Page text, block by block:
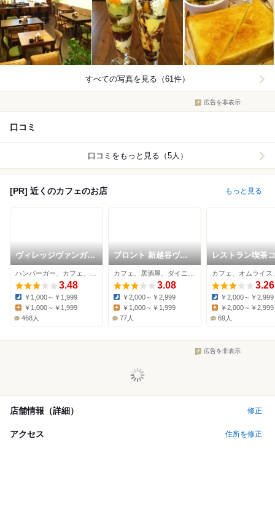
すべての写真を見る（61件）
広告を非表示
口コミ
口コミをもっと見る（5人）
[PR] 近くのカフェのお店 もっと見る
ヴィレッジヴァンガー
ドダイナー イオンレ
イクタウン
3.48
Dinner:
￥1,000～￥1,999
￥1,000～￥1,999
468人
プロント 新越谷ヴァ
リエ店
3.08
Dinner:
￥2,000～￥2,999
Lunch:
￥1,000～￥1,999
77人
レストラン喫茶
ーノ
3.26
Dinner:
￥2,000～￥2,999
Lunch:
￥2,000～￥2,999
69人
広告を非表示
店舗情報（詳細） 修正
アクセス 住所を修正